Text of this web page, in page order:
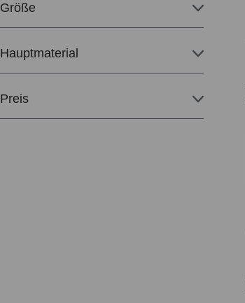
Größe
Hauptmaterial
Preis